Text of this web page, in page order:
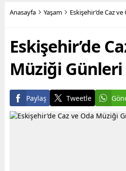
Anasayfa Yaşam Eskişehir’de Caz
Eskişehir’de
Müziği
Paylaş Tweetle